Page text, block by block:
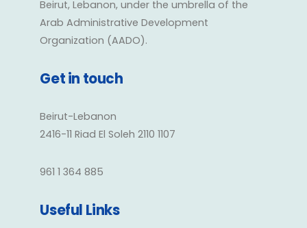
Beirut, Lebanon, under the umbrella of the
Arab Administrative Development
Organization (AADO).
Get in touch
Beirut-Lebanon
2416-11 Riad El Soleh 2110 1107
961 1 364 885
Useful Links